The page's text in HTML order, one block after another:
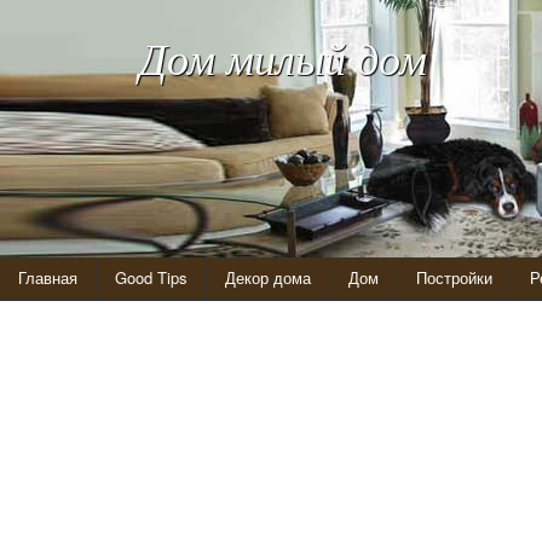
Дом милый дом
Главная Good Tips Декор дома Дом Постройки